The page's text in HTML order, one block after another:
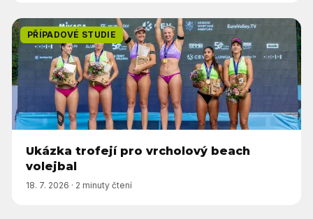
PŘÍPADOVÉ STUDIE
Ukázka trofejí pro vrcholový beach
volejbal
18. 7. 2026 · 2 minuty čtení